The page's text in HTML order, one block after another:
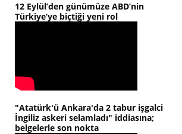
12 Eylül’den günümüze ABD’nin
Türkiye’ye biçtiği yeni rol
"Atatürk'ü Ankara'da 2 tabur işgalci
İngiliz askeri selamladı" iddiasına;
belgelerle son nokta